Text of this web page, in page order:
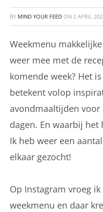
BY MIND YOUR FEED ON 2 APRIL
Weekmenu
weer mee met de
komende week? Het
betekent volop
avondmaaltijden
dagen. En waarbij het
Ik heb weer een
elkaar gezocht!
Op Instagram vroeg
weekmenu en daar